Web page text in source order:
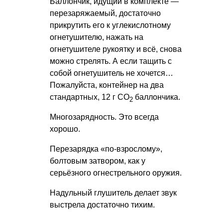
перезаряжаемый, достаточно
прикрутить его к углекислотному
огнетушителю, нажать на
огнетушителе рукоятку и всё, снова
можно стрелять. А если тащить с
собой огнетушитель не хочется…
Пожалуйста, контейнер на два
стандартных, 12 г СО2 баллончика.
Многозарядность. Это всегда
хорошо.
Перезарядка «по-взрослому»,
болтовым затвором, как у
серьёзного огнестрельного оружия.
Надульный глушитель делает звук
выстрела достаточно тихим.